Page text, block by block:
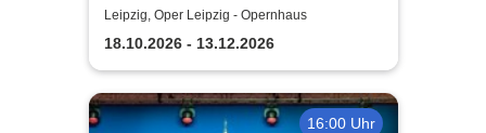
Leipzig, Oper Leipzig - Opernhaus
18.10.2026 - 13.12.2026
16:00 Uhr